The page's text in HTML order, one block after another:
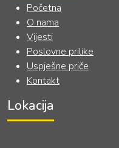
Početna
O nama
Vijesti
Poslovne prilike
Uspješne priče
Kontakt
Lokacija